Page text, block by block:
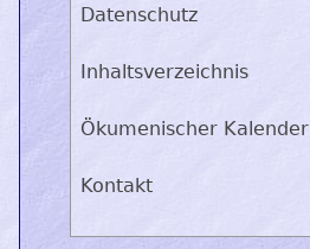
Datenschutz
Inhaltsverzeichnis
Ökumenischer Kalender
Kontakt